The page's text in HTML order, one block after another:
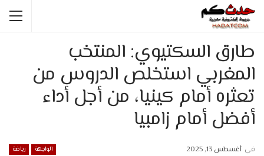
طارق السكتيوي: المنتخب
المغربي استخلص الدروس من
تعثره أمام كينيا، من أجل أداء
أفضل أمام زامبيا
الواجهة رياضة في أغسطس 13, 2025